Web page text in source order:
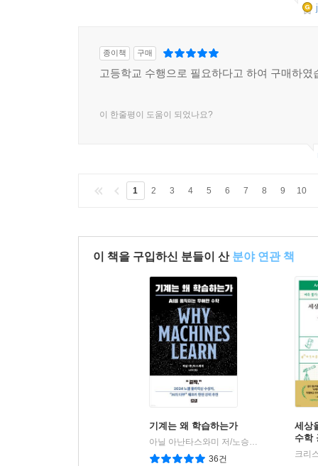
종이책 구매
고등학교 수행으로 필요하다고 하여 구매하였
이 한줄평이 도움이 되었나요?
1 2 3 4 5 6 7 8 9 10
이 책을 구입하신 분들이 산 분야 연관 책
기계는 왜 학습하는가
까치(까치
36건
세상
수학
크리